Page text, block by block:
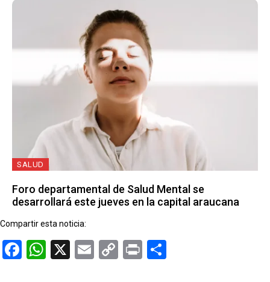
SALUD
Foro departamental de Salud Mental se
desarrollará este jueves en la capital araucana
Compartir esta noticia:
Facebook
WhatsApp
X EmailCopy
Print